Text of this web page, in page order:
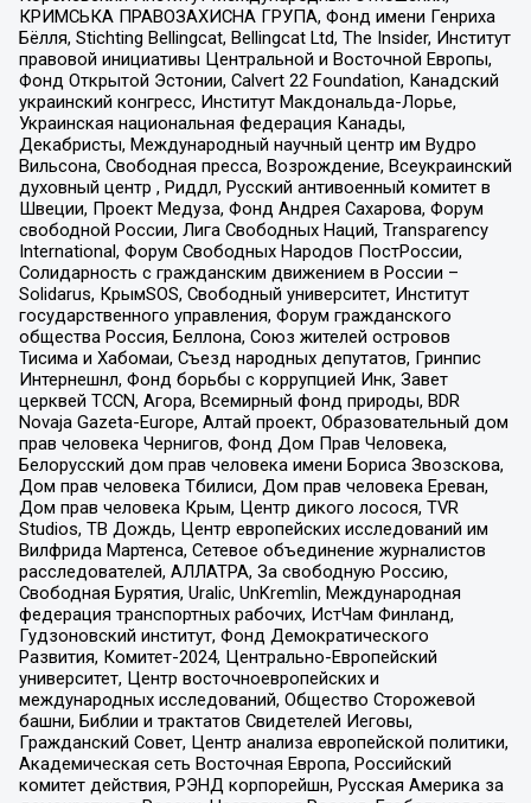
КРИМСЬКА ПРАВОЗАХИСНА ГРУПА, Фонд имени Генриха
Бёлля, Stichting Bellingcat, Bellingcat Ltd, The Insider, Институт
правовой инициативы Центральной и Восточной Европы,
Фонд Открытой Эстонии, Calvert 22 Foundation, Канадский
украинский конгресс, Институт Макдональда-Лорье,
Украинская национальная федерация Канады,
Декабристы, Международный научный центр им Вудро
Вильсона, Свободная пресса, Возрождение, Всеукраинский
духовный центр , Риддл, Русский антивоенный комитет в
Швеции, Проект Медуза, Фонд Андрея Сахарова, Форум
свободной России, Лига Свободных Наций, Transparеncy
International, Форум Свободных Народов ПостРоссии,
Солидарность с гражданским движением в России –
Solidarus, КрымSOS, Свободный университет, Институт
государственного управления, Форум гражданского
общества Россия, Беллона, Союз жителей островов
Тисима и Хабомаи, Съезд народных депутатов, Гринпис
Интернешнл, Фонд борьбы с коррупцией Инк, Завет
церквей TCCN, Агора, Всемирный фонд природы, BDR
Novaja Gazeta-Europe, Алтай проект, Образовательный дом
прав человека Чернигов, Фонд Дом Прав Человека,
Белорусский дом прав человека имени Бориса Звозскова,
Дом прав человека Тбилиси, Дом прав человека Ереван,
Дом прав человека Крым, Центр дикого лосося, TVR
Studios, ТВ Дождь, Центр европейских исследований им
Вилфрида Мартенса, Сетевое объединение журналистов
расследователей, АЛЛАТРА, За свободную Россию,
Свободная Бурятия, Uralic, UnKremlin, Международная
федерация транспортных рабочих, ИстЧам Финланд,
Гудзоновский институт, Фонд Демократического
Развития, Комитет-2024, Центрально-Европейский
университет, Центр восточноевропейских и
международных исследований, Общество Сторожевой
башни, Библии и трактатов Свидетелей Иеговы,
Гражданский Совет, Центр анализа европейской политики,
Академическая сеть Восточная Европа, Российский
комитет действия, РЭНД корпорейшн, Русская Америка за